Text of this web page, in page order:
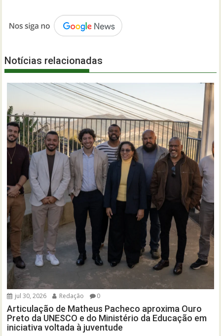
Notícias relacionadas
jul 30, 2026 Redação 0
Articulação de Matheus Pacheco aproxima Ouro
Preto da UNESCO e do Ministério da Educação em
iniciativa voltada à juventude